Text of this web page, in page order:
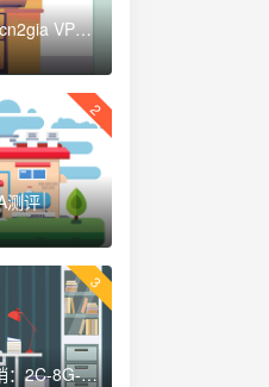
cloudpowerall香港cn2gia VPS评测：1 C-0.5G-20gSSD-5M不限流量
2
测评
3
Hosthatch VPS促销：2C-8G-20GSSD-2TB-30刀年付（适合做站）